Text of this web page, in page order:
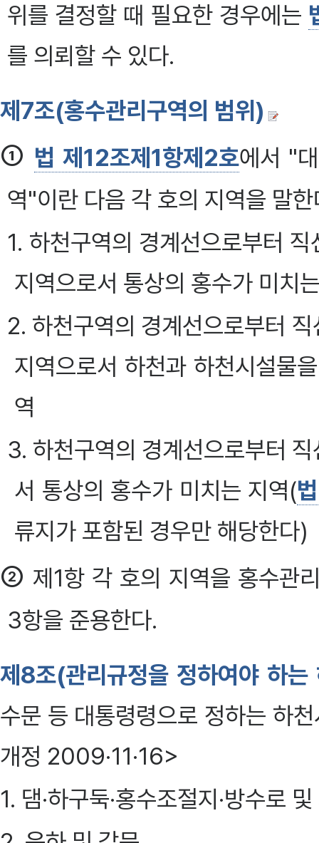
위를 결정할 때 필요한 경우에는
를 의뢰할 수 있다.
제7조(홍수관리구역의 범위)
① 법 제12조제1항제2호에서 "
역"이란 다음 각 호의 지역을 말한
1. 하천구역의 경계선으로부터
지역으로서 통상의 홍수가 미치
2. 하천구역의 경계선으로부터
지역으로서 하천과 하천시설물
역
3. 하천구역의 경계선으로부터
서 통상의 홍수가 미치는 지역(
류지가 포함된 경우만 해당한다)
② 제1항 각 호의 지역을 홍수관
3항을 준용한다.
제8조(관리규정을 정하여야 하는
수문 등 대통령령으로 정하는 하
개정 2009·11·16>
1. 댐·하구둑·홍수조절지·방수로